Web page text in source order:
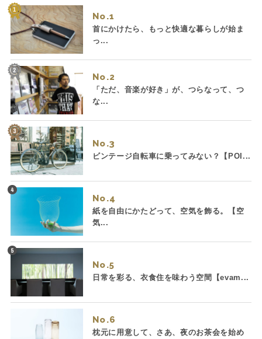
No.
首にかけたら、もっと快適な暮らしが始ま
っ...
No.
「ただ、音楽が好き」が、つらなって、つ
な...
No.
ビンテージ自転車に乗ってみない？【POI...
No.
紙を自由にかたどって、空気を飾る。【空
気...
No.
日常を彩る、衣食住を味わう空間【evam...
No.
枕元に用意して、さあ、夜のお茶会を始め